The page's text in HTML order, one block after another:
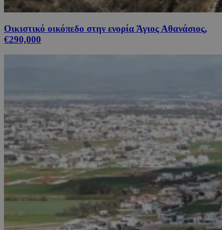
Οικιστικό οικόπεδο στην ενορία Άγιος Αθανάσιος,
€290,000